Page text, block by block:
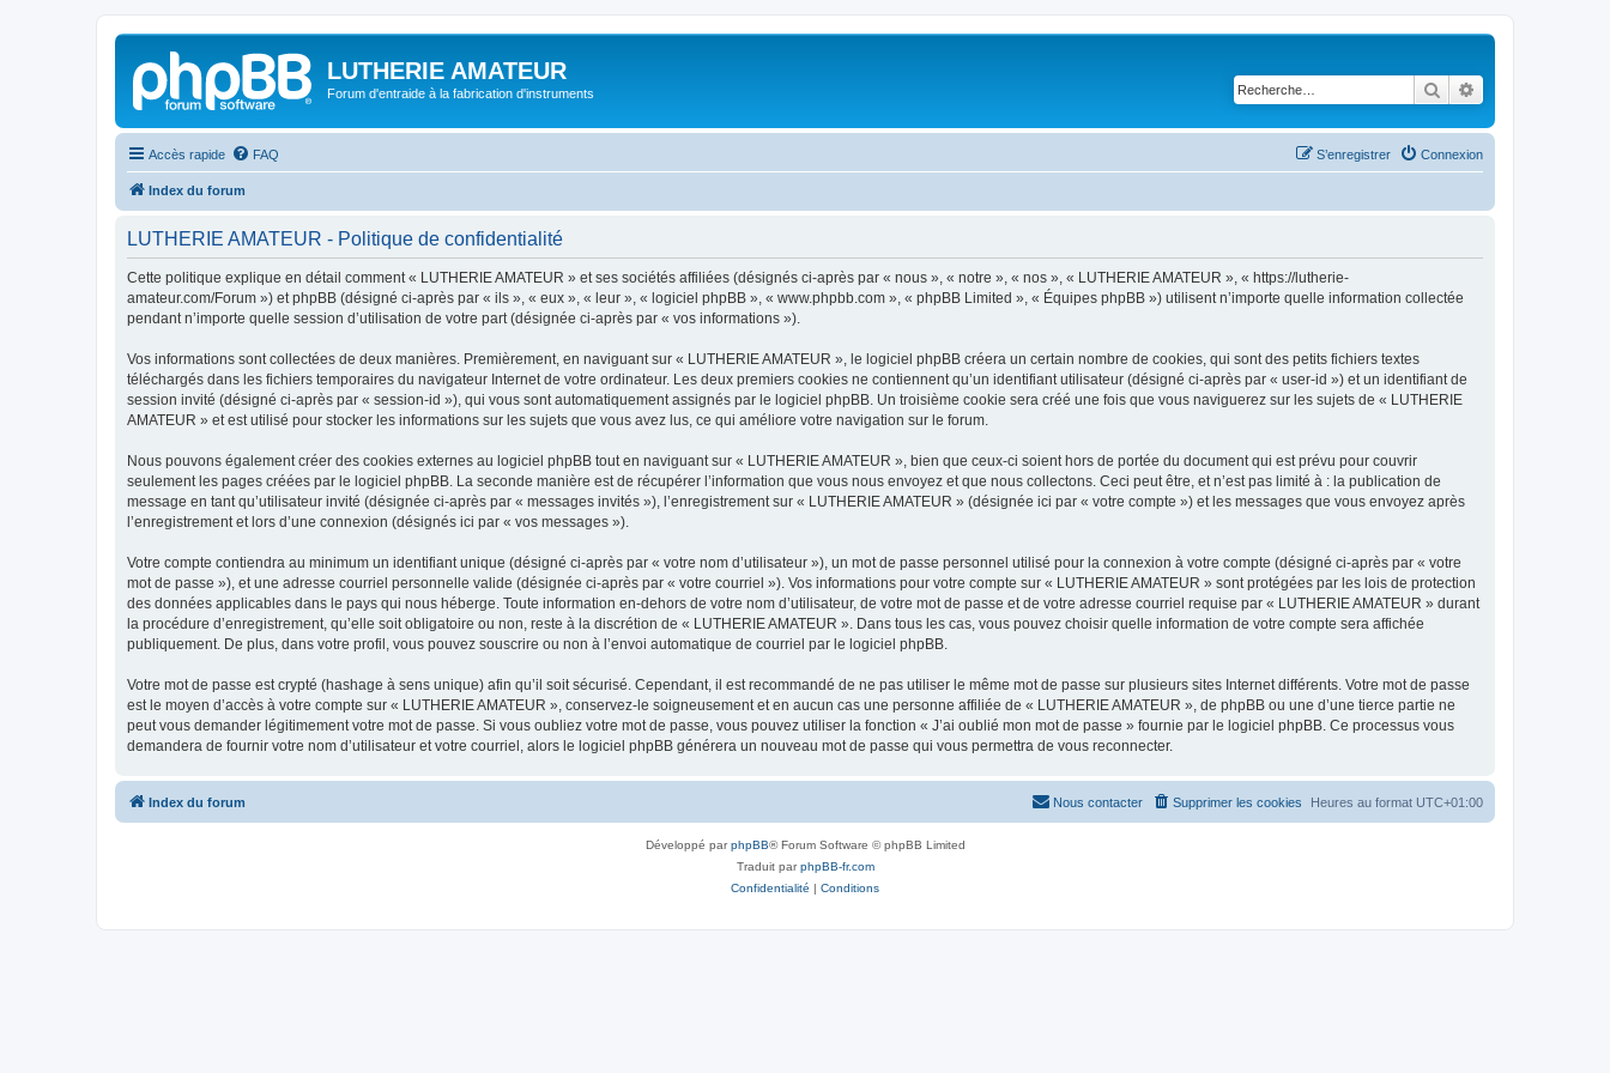
LUTHERIE AMATEUR
Forum d'entraide à la fabrication d'instruments Rechercher
Accès rapide FAQ Connexion
S’enregistrer
Index du forum
LUTHERIE AMATEUR - Politique de confidentialité
Cette politique explique en détail comment « LUTHERIE AMATEUR » et ses sociétés affiliées (désignés ci-après par « nous », « notre », « nos », « LUTHERIE AMATEUR », « https://lutherie-
amateur.com/Forum ») et phpBB (désigné ci-après par « ils », « eux », « leur », « logiciel phpBB », « www.phpbb.com », « phpBB Limited », « Équipes phpBB ») utilisent n’importe quelle information collectée
pendant n’importe quelle session d’utilisation de votre part (désignée ci-après par « vos informations »).
Vos informations sont collectées de deux manières. Premièrement, en naviguant sur « LUTHERIE AMATEUR », le logiciel phpBB créera un certain nombre de cookies, qui sont des petits fichiers textes
téléchargés dans les fichiers temporaires du navigateur Internet de votre ordinateur. Les deux premiers cookies ne contiennent qu’un identifiant utilisateur (désigné ci-après par « user-id ») et un identifiant de
session invité (désigné ci-après par « session-id »), qui vous sont automatiquement assignés par le logiciel phpBB. Un troisième cookie sera créé une fois que vous naviguerez sur les sujets de « LUTHERIE
AMATEUR » et est utilisé pour stocker les informations sur les sujets que vous avez lus, ce qui améliore votre navigation sur le forum.
Nous pouvons également créer des cookies externes au logiciel phpBB tout en naviguant sur « LUTHERIE AMATEUR », bien que ceux-ci soient hors de portée du document qui est prévu pour couvrir
seulement les pages créées par le logiciel phpBB. La seconde manière est de récupérer l’information que vous nous envoyez et que nous collectons. Ceci peut être, et n’est pas limité à : la publication de
message en tant qu’utilisateur invité (désignée ci-après par « messages invités »), l’enregistrement sur « LUTHERIE AMATEUR » (désignée ici par « votre compte ») et les messages que vous envoyez après
l’enregistrement et lors d’une connexion (désignés ici par « vos messages »).
Votre compte contiendra au minimum un identifiant unique (désigné ci-après par « votre nom d’utilisateur »), un mot de passe personnel utilisé pour la connexion à votre compte (désigné ci-après par « votre
mot de passe »), et une adresse courriel personnelle valide (désignée ci-après par « votre courriel »). Vos informations pour votre compte sur « LUTHERIE AMATEUR » sont protégées par les lois de protection
des données applicables dans le pays qui nous héberge. Toute information en-dehors de votre nom d’utilisateur, de votre mot de passe et de votre adresse courriel requise par « LUTHERIE AMATEUR » durant
la procédure d’enregistrement, qu’elle soit obligatoire ou non, reste à la discrétion de « LUTHERIE AMATEUR ». Dans tous les cas, vous pouvez choisir quelle information de votre compte sera affichée
publiquement. De plus, dans votre profil, vous pouvez souscrire ou non à l’envoi automatique de courriel par le logiciel phpBB.
Votre mot de passe est crypté (hashage à sens unique) afin qu’il soit sécurisé. Cependant, il est recommandé de ne pas utiliser le même mot de passe sur plusieurs sites Internet différents. Votre mot de passe
est le moyen d’accès à votre compte sur « LUTHERIE AMATEUR », conservez-le soigneusement et en aucun cas une personne affiliée de « LUTHERIE AMATEUR », de phpBB ou une d’une tierce partie ne
peut vous demander légitimement votre mot de passe. Si vous oubliez votre mot de passe, vous pouvez utiliser la fonction « J’ai oublié mon mot de passe » fournie par le logiciel phpBB. Ce processus vous
demandera de fournir votre nom d’utilisateur et votre courriel, alors le logiciel phpBB générera un nouveau mot de passe qui vous permettra de vous reconnecter.
Index du forum Heures au format UTC+01:00
Supprimer les cookies
Nous contacter
Développé parphpBB® Forum Software © phpBB Limited
Traduit parphpBB-fr.com
Confidentialité | Conditions